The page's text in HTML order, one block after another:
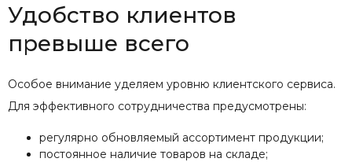
Удобство клиентов
превыше всего
Особое внимание уделяем уровню клиентского сервиса.
Для эффективного сотрудничества предусмотрены:
регулярно обновляемый ассортимент продукции;
постоянное наличие товаров на складе;